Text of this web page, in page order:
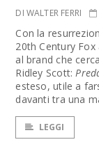
DI WALTER FERRI
Con la
20th Century
al brand che
Ridley Scott:
esteso, utile a
davanti tra una
LEGGI